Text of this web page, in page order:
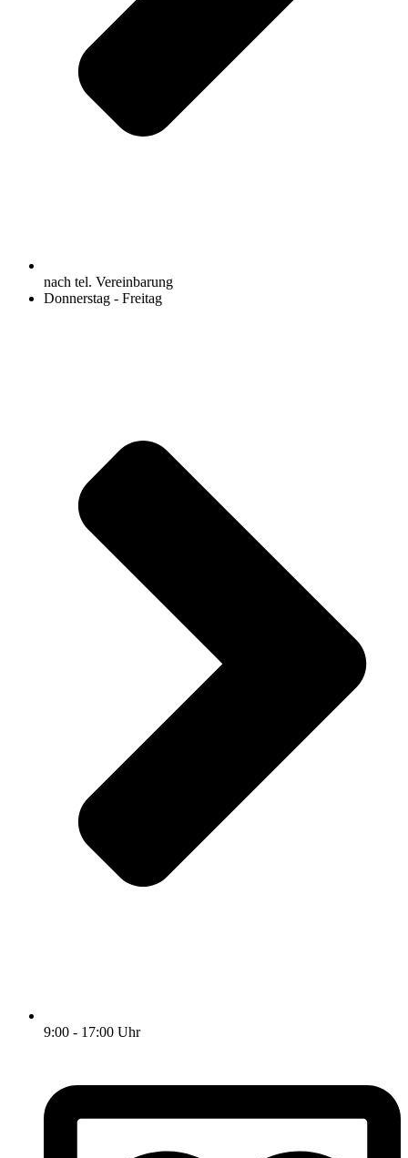
nach tel. Vereinbarung
Donnerstag - Freitag
9:00 - 17:00 Uhr